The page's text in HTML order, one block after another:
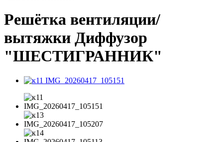
Решётка вентиляции/
вытяжки Диффузор
"ШЕСТИГРАННИК"